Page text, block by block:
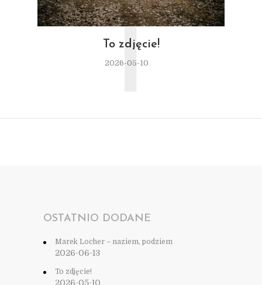
To zdjęcie!
2026-05-10
T
OSTATNIO DODANE
Marek Locher – naziem, podziem
2026-06-13
To zdjęcie!
2026-05-10